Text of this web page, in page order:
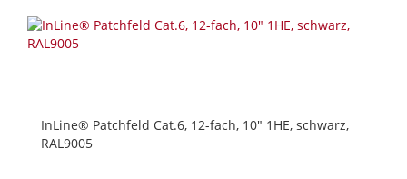
InLine® Patchfeld Cat.6, 12-fach, 10" 1HE, schwarz,
RAL9005